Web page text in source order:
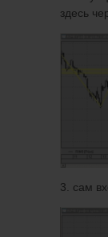
здесь
3. сам